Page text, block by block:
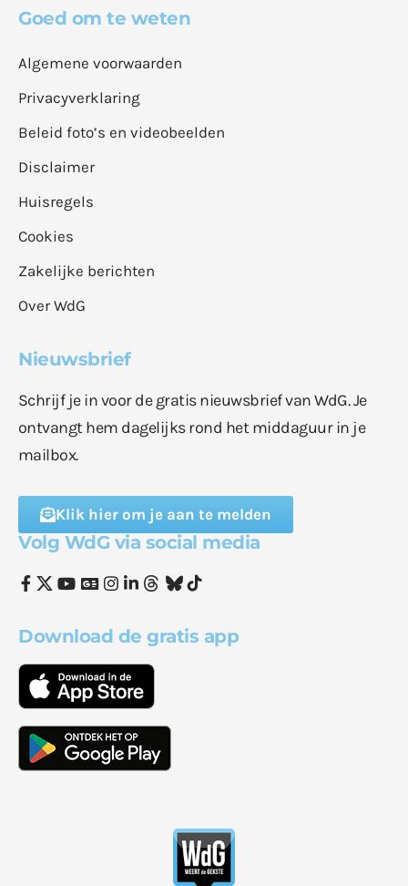
Goed om te weten
Algemene voorwaarden
Privacyverklaring
Beleid foto’s en videobeelden
Disclaimer
Huisregels
Cookies
Zakelijke berichten
Over WdG
Nieuwsbrief
Schrijf je in voor de gratis nieuwsbrief van WdG. Je
ontvangt hem dagelijks rond het middaguur in je
mailbox.
Klik hier om je aan te melden
Volg WdG via social media
Download de gratis app